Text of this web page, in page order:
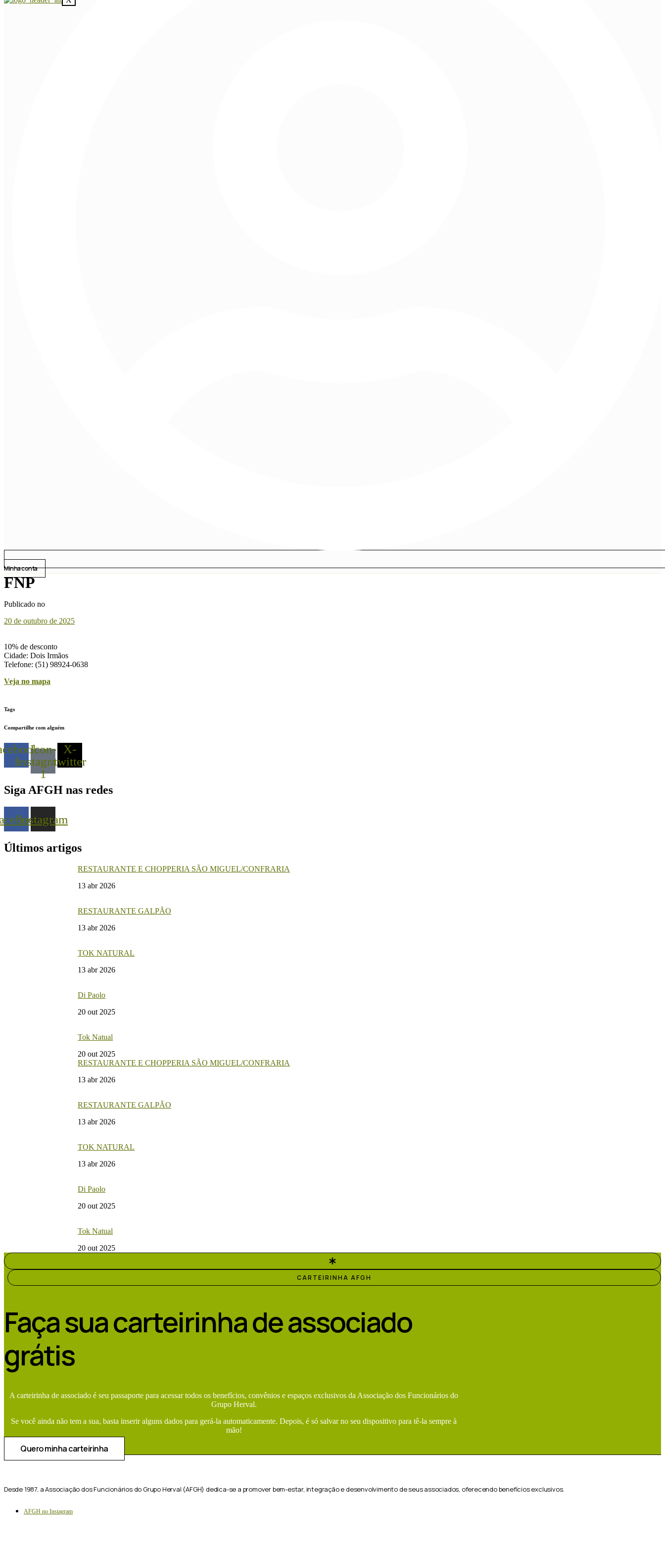
Minha conta
FNP
Publicado no
20 de outubro de 2025
10% de desconto
Cidade: Dois Irmãos
Telefone: (51) 98924-0638
Veja no mapa
Tags
Compartilhe com alguém
f
Icon-
instagram-
1
X-
twitter
Siga AFGH nas redes
Instagram
Últimos artigos
RESTAURANTE E CHOPPERIA SÃO MIGUEL/CONFRARIA
13 abr 2026
RESTAURANTE GALPÃO
13 abr 2026
TOK NATURAL
13 abr 2026
Di Paolo
20 out 2025
Tok Natual
20 out 2025
RESTAURANTE E CHOPPERIA SÃO MIGUEL/CONFRARIA
13 abr 2026
RESTAURANTE GALPÃO
13 abr 2026
TOK NATURAL
13 abr 2026
Di Paolo
20 out 2025
Tok Natual
20 out 2025
CARTEIRINHA AFGH
Faça sua carteirinha de associado
grátis
A carteirinha de associado é seu passaporte para acessar todos os benefícios, convênios e espaços exclusivos da Associação dos Funcionários do
Grupo Herval.
Se você ainda não tem a sua, basta inserir alguns dados para gerá-la automaticamente. Depois, é só salvar no seu dispositivo para tê-la sempre à
mão!
Quero minha carteirinha
Desde 1987, a Associação dos Funcionários do Grupo Herval (AFGH) dedica-se a promover bem-estar, integração e desenvolvimento de seus associados, oferecendo benefícios exclusivos.
AFGH no Instagram